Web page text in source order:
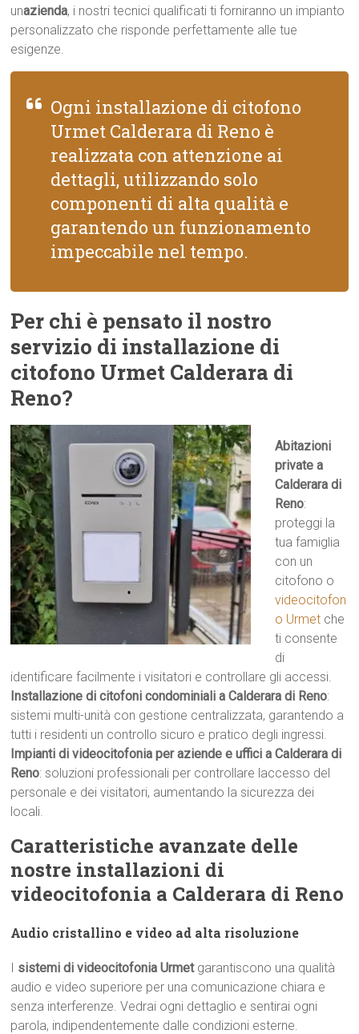
unazienda, i nostri tecnici qualificati ti forniranno un impianto
personalizzato che risponde perfettamente alle tue
esigenze.
Ogni installazione di citofono
Urmet Calderara di Reno è
realizzata con attenzione ai
dettagli, utilizzando solo
componenti di alta qualità e
garantendo un funzionamento
impeccabile nel tempo.
Per chi è pensato il nostro
servizio di installazione di
citofono Urmet Calderara di
Reno?
Abitazioni
private a
Calderara di
Reno:
proteggi la
tua famiglia
con un
citofono o
videocitofon
o Urmet che
ti consente
di
identificare facilmente i visitatori e controllare gli accessi.
Installazione di citofoni condominiali a Calderara di Reno:
sistemi multi-unità con gestione centralizzata, garantendo a
tutti i residenti un controllo sicuro e pratico degli ingressi.
Impianti di videocitofonia per aziende e uffici a Calderara di
Reno: soluzioni professionali per controllare laccesso del
personale e dei visitatori, aumentando la sicurezza dei
locali.
Caratteristiche avanzate delle
nostre installazioni di
videocitofonia a Calderara di Reno
Audio cristallino e video ad alta risoluzione
I sistemi di videocitofonia Urmetgarantiscono una qualità
audio e video superiore per una comunicazione chiara e
senza interferenze. Vedrai ogni dettaglio e sentirai ogni
parola, indipendentemente dalle condizioni esterne.